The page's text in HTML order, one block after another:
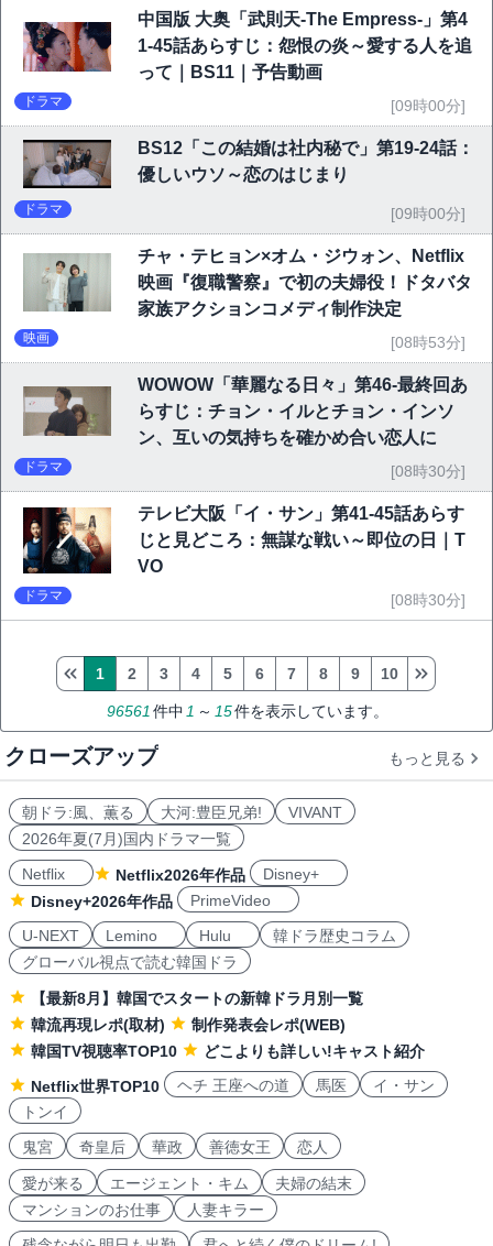
中国版 大奥「武則天-The Empress-」第4
1-45話あらすじ：怨恨の炎～愛する人を追
って｜BS11｜予告動画
ドラマ [09時00分]
BS12「この結婚は社内秘で」第19-24話：
優しいウソ～恋のはじまり
ドラマ [09時00分]
チャ・テヒョン×オム・ジウォン、Netflix
映画『復職警察』で初の夫婦役！ドタバタ
家族アクションコメディ制作決定
映画 [08時53分]
WOWOW「華麗なる日々」第46-最終回あ
らすじ：チョン・イルとチョン・インソ
ン、互いの気持ちを確かめ合い恋人に
ドラマ [08時30分]
テレビ大阪「イ・サン」第41-45話あらす
じと見どころ：無謀な戦い～即位の日｜T
VO
ドラマ [08時30分]
96561 件中 1 ～ 15件を表示しています。
1 2 3 4 5 6 7 8 9 10
クローズアップ もっと見る
朝ドラ:風、薫る 大河:豊臣兄弟!
VIVANT
2026年夏(7月)国内ドラマ一覧
Netflix
Netflix2026年作品
Disney+
Disney+2026年作品
PrimeVideo
U-NEXT
Lemino Hulu
韓ドラ歴史コラム
グローバル視点で読む韓国ドラ
【最新8月】韓国でスタートの新韓ドラ月別一覧
韓流再現レポ(取材)
制作発表会レポ(WEB)
韓国TV視聴率TOP10
どこよりも詳しい!キャスト紹介
Netflix世界TOP10
ヘチ 王座への道 馬医
イ・サン
トンイ
鬼宮
奇皇后 華政 善徳女王 恋人
愛が来る エージェント・キム
夫婦の結末
マンションのお仕事
人妻キラー